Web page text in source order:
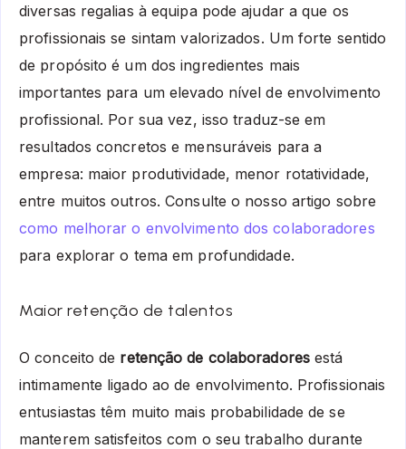
diversas regalias à equipa pode ajudar a que os
profissionais se sintam valorizados. Um forte sentido
de propósito é um dos ingredientes mais
importantes para um elevado nível de envolvimento
profissional. Por sua vez, isso traduz-se em
resultados concretos e mensuráveis para a
empresa: maior produtividade, menor rotatividade,
entre muitos outros. Consulte o nosso artigo sobre
como melhorar o envolvimento dos colaboradores
para explorar o tema em profundidade.
Maior retenção de talentos
O conceito de retenção de colaboradoresestá
intimamente ligado ao de envolvimento. Profissionais
entusiastas têm muito mais probabilidade de se
manterem satisfeitos com o seu trabalho durante